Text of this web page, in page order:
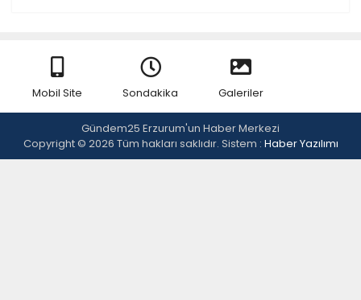
Mobil Site Sondakika Galeriler
Video
Gündem25 Erzurum'un Haber Merkezi
Copyright © 2026 Tüm hakları saklıdır. Sistem : Haber Yazılımı